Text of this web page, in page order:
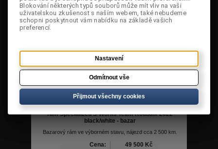
Strana: 1
rám Specialized S-Works Team Roubaix 2022
black/white - bazar
Bazarový rám ve výborném stavu, nájezd cca 2 500 km.
Cena: 49 500 Kč
Blokování některých typů souborů může mít vliv na vaši
uživatelskou zkušenost s naším webem, také nebudeme
schopni poskytnout vám nabídku na základě vašich
preferencí.
Nastavení
Odmítnout vše
Přijmout všechny cookies
Blokování některých typů souborů může mít vliv na vaši
uživatelskou zkušenost s naším webem, také nebudeme
schopni poskytnout vám nabídku na základě vašich
preferencí.
Nastavení
Odmítnout vše
Přijmout všechny cookies